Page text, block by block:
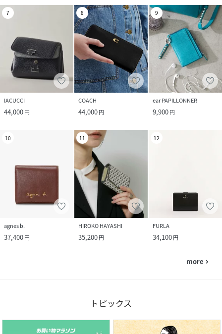
7
IACUCCI
44,000円
8
COACH
44,000円
9
ear PAPILLONNER
9,900円
10
agnes b.
37,400円
11
HIROKO HAYASHI
35,200円
12
FURLA
34,100円
more navigate_next
トピックス